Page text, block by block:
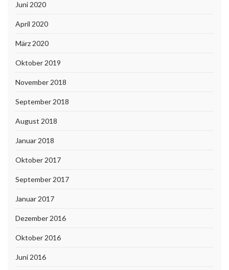
Juni 2020
April 2020
März 2020
Oktober 2019
November 2018
September 2018
August 2018
Januar 2018
Oktober 2017
September 2017
Januar 2017
Dezember 2016
Oktober 2016
Juni 2016